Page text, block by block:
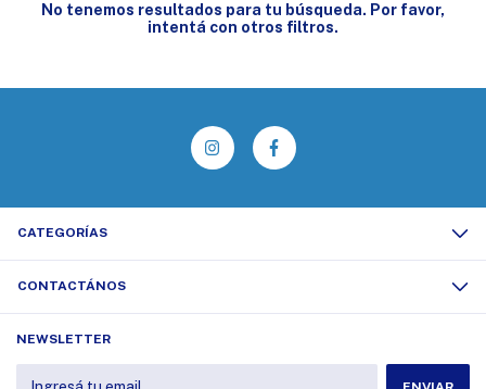
No tenemos resultados para tu búsqueda. Por favor,
intentá con otros filtros.
CATEGORÍAS
CONTACTÁNOS
NEWSLETTER